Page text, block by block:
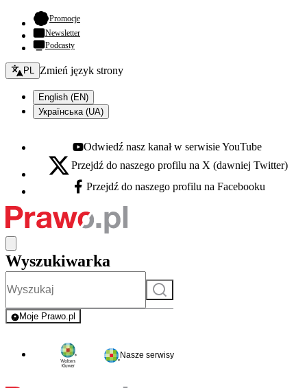
Promocje- otwiera się w nowej karcie
Newsletter
Podcasty
Zmień język - bieżący:
PL Zmień język strony
English (EN)
Українська (UA)
Youtube - otwiera się w nowej karcie
Odwiedź nasz kanał w serwisie YouTube
X - otwiera się w nowej karcie
Przejdź do naszego profilu na X (dawniej Twitter)
Facebook - otwiera się w nowej karcie
Przejdź do naszego profilu na Facebooku
Wyszukiwarka
Szukaj
Moje Prawo.pl
- rejestracja i logowanie do serwisu
Nasze serwisy